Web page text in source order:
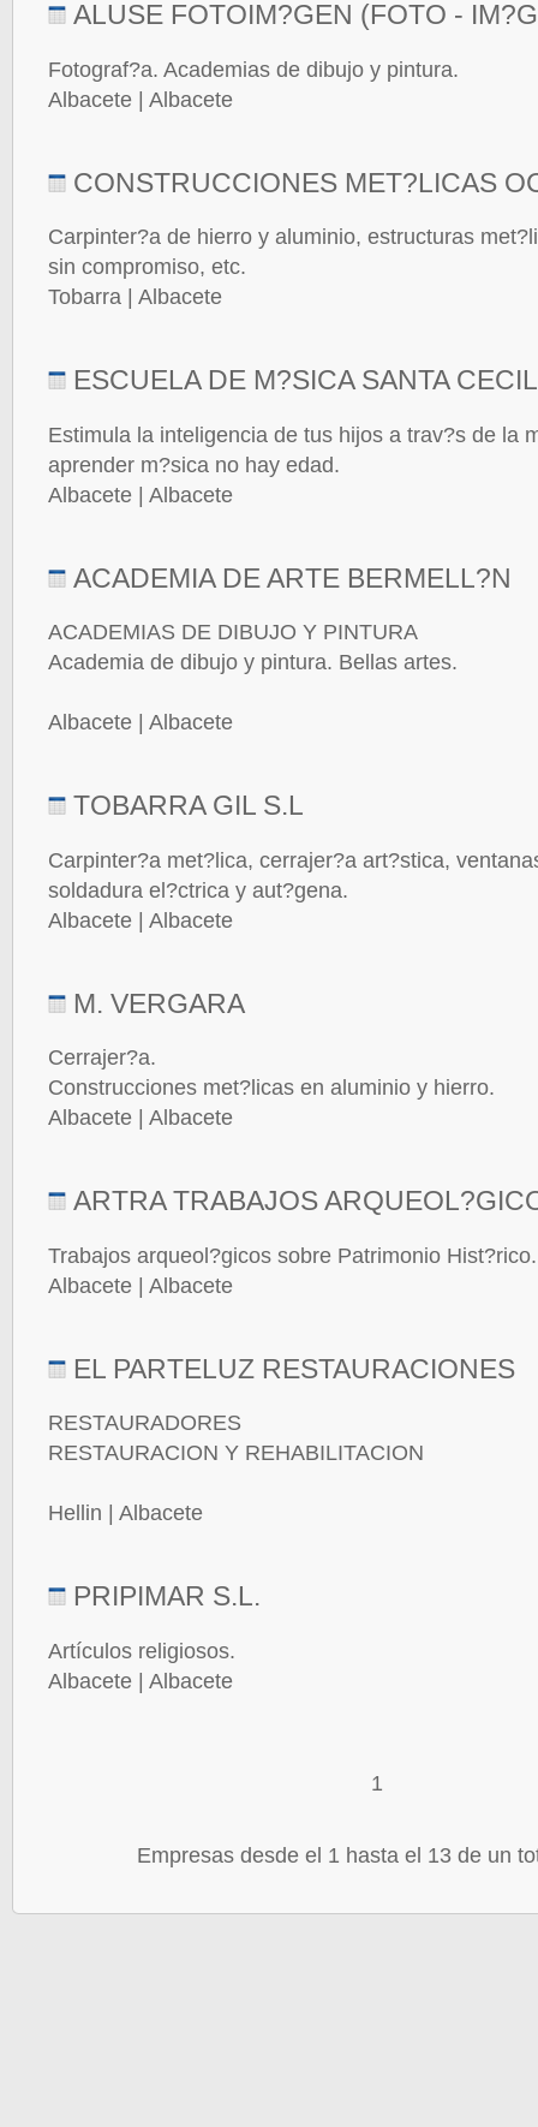
ALUSE FOTOIM?GEN (FOTO -
Fotograf?a. Academias de dibujo y pintura.
Albacete | Albacete
CONSTRUCCIONES MET?LICAS
Carpinter?a de hierro y aluminio, estructuras
sin compromiso, etc.
Tobarra | Albacete
ESCUELA DE M?SICA SANTA
Estimula la inteligencia de tus hijos a trav?s de la
aprender m?sica no hay edad.
Albacete | Albacete
ACADEMIA DE ARTE BERMELL?N
ACADEMIAS DE DIBUJO Y PINTURA
Academia de dibujo y pintura. Bellas artes.
Albacete | Albacete
TOBARRA GIL S.L
Carpinter?a met?lica, cerrajer?a art?stica,
soldadura el?ctrica y aut?gena.
Albacete | Albacete
M. VERGARA
Cerrajer?a.
Construcciones met?licas en aluminio y hierro.
Albacete | Albacete
ARTRA TRABAJOS
Trabajos arqueol?gicos sobre Patrimonio Hist?rico.
Albacete | Albacete
EL PARTELUZ RESTAURACIONES
RESTAURADORES
RESTAURACION Y REHABILITACION
Hellin | Albacete
PRIPIMAR S.L.
Artículos religiosos.
Albacete | Albacete
1
Empresas desde el 1 hasta el 13 de un